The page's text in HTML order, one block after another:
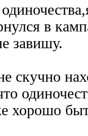
в
завишу.
скучно
хорошо